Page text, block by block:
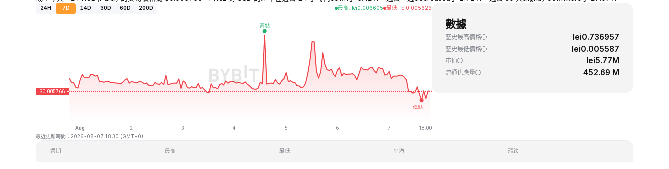
24H 7D 14D 30D 60D 200D 最高: lei0.006605 最低: lei0.005629
最近更新時間：2026-08-07 18:30 (GMT+0)
數據
歷史最高價格 lei0.736957
歷史最低價格 lei0.005587
市值 lei5.77M
流通供應量 452.69 M
週期 最高 最低 平均 漲跌